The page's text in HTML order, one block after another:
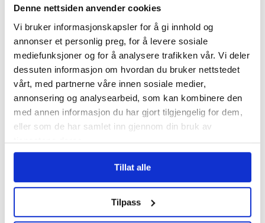
Denne nettsiden anvender cookies
Vi bruker informasjonskapsler for å gi innhold og
annonser et personlig preg, for å levere sosiale
mediefunksjoner og for å analysere trafikken vår. Vi deler
dessuten informasjon om hvordan du bruker nettstedet
vårt, med partnerne våre innen sosiale medier,
annonsering og analysearbeid, som kan kombinere den
med annen informasjon du har gjort tilgjengelig for dem,
eller som de har samlet inn gjennom din bruk av
tjenestene deres.
Tillat alle
Tilpass
Tidligere forbundsleder
hedret av AUF med eget
Utøya-rom